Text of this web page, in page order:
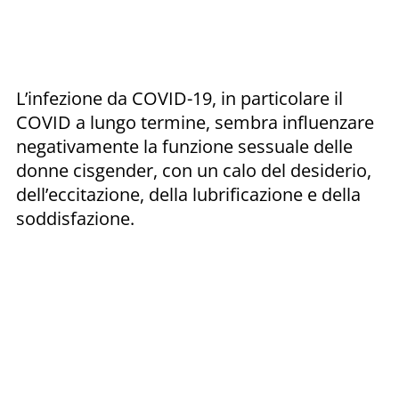
L’infezione da COVID-19, in particolare il
COVID a lungo termine, sembra influenzare
negativamente la funzione sessuale delle
donne cisgender, con un calo del desiderio,
dell’eccitazione, della lubrificazione e della
soddisfazione.